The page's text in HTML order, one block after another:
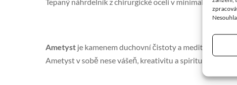
Ametyst je kamenem duchovní čistoty a meditace. Po
Ametyst v sobě nese vášeň, kreativitu a spiritualitu, ale